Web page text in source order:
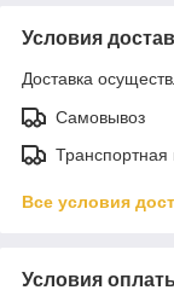
Условия
Доставка
Самовывоз
Транспортная
Все условия
Условия